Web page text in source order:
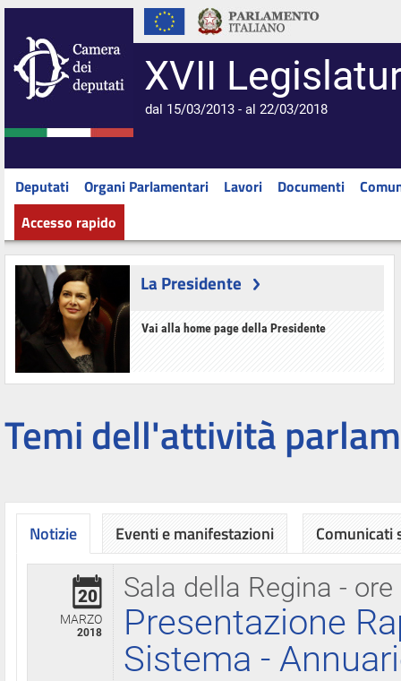
XVII
dal 15/03/2013 - al 22/03/2018
Deputati Organi Parlamentari Lavori Documenti
Accesso rapido
La Presidente
Vai alla home page della Presidente
Temi dell'attività
Notizie
Sala della Regina - ore
20
MARZO
2018
Presentazione
Sistema -
Eventi e manifestazioni Comunicati